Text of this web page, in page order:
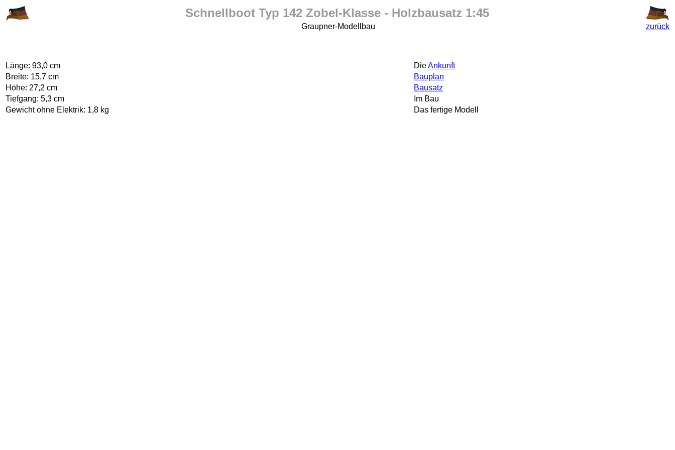
Schnellboot Typ 142 Zobel-Klasse - Holzbausatz 1:45
Graupner-Modellbau zurück
Länge: 93,0 cm DieAnkunft
Breite: 15,7 cm
Bauplan
Höhe: 27,2 cm
Bausatz
Tiefgang: 5,3 cm
Im Bau
Gewicht ohne Elektrik: 1,8 kg
Das fertige Modell